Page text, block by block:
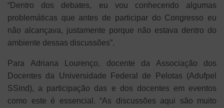
“Dentro dos debates, eu vou conhecendo algumas
problemáticas que antes de participar do Congresso eu
não alcançava, justamente porque não estava dentro do
ambiente dessas discussões”.
Para Adriana Lourenço, docente da Associação dos
Docentes da Universidade Federal de Pelotas (Adufpel
SSind), a participação das e dos docentes em eventos
como este é essencial. “As discussões aqui são muito